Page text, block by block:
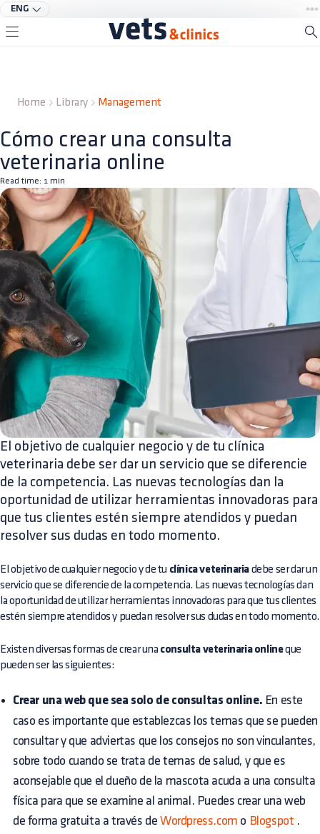
ENG
Home Library Management
Cómo crear una consulta
veterinaria online
Read time: 1 min
El objetivo de cualquier negocio y de tu clínica
veterinaria debe ser dar un servicio que se diferencie
de la competencia. Las nuevas tecnologías dan la
oportunidad de utilizar herramientas innovadoras para
que tus clientes estén siempre atendidos y puedan
resolver sus dudas en todo momento.
El objetivo de cualquier negocio y de tu clínica veterinaria debe ser dar un
servicio que se diferencie de la competencia. Las nuevas tecnologías dan
la oportunidad de utilizar herramientas innovadoras para que tus clientes
estén siempre atendidos y puedan resolver sus dudas en todo momento.
Existen diversas formas de crear una consulta veterinaria onlineque
pueden ser las siguientes:
Crear una web que sea solo de consultas online. En este
caso es importante que establezcas los temas que se pueden
consultar y que adviertas que los consejos no son vinculantes,
sobre todo cuando se trata de temas de salud, y que es
aconsejable que el dueño de la mascota acuda a una consulta
física para que se examine al animal. Puedes crear una web
de forma gratuita a través deWordpress.com o Blogspot .